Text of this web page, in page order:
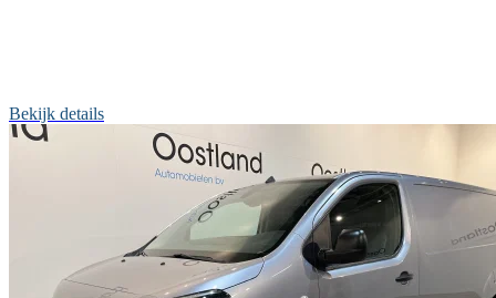
Bekijk details